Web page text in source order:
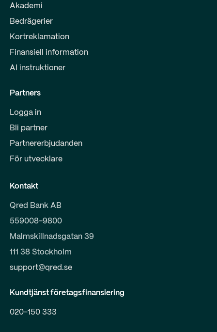
Akademi
Bedrägerier
Kortreklamation
Finansiell information
AI instruktioner
Partners
Logga in
Bli partner
Partnererbjudanden
För utvecklare
Kontakt
Qred Bank AB
559008-9800
Malmskillnadsgatan 39
111 38 Stockholm
support@qred.se
Kundtjänst företagsfinansiering
020-150 333